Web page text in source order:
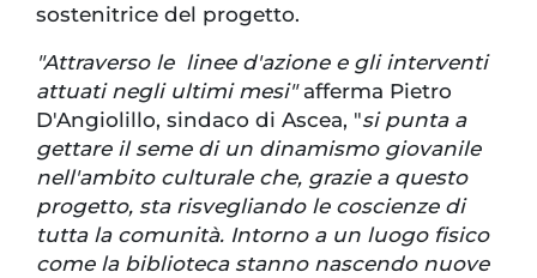
sostenitrice del progetto.
"Attraverso le linee d'azione e gli interventi
attuati negli ultimi mesi"afferma Pietro
D'Angiolillo, sindaco di Ascea, "si punta a
gettare il seme di un dinamismo giovanile
nell'ambito culturale che, grazie a questo
progetto, sta risvegliando le coscienze di
tutta la comunità. Intorno a un luogo fisico
come la biblioteca stanno nascendo nuove